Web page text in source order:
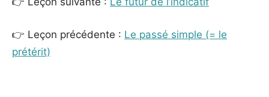
👉 Leçon précédente : Le passé simple (= le
prétérit)